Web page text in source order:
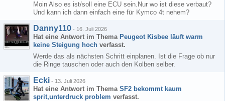
Moin Also es ist/soll eine ECU sein.Nur wo ist diese verbaut?
Und kann ich dann einfach eine für Kymco 4t nehem?
Danny110 - 16. Juli 2026
Hat eine Antwort im Thema Peugeot Kisbee läuft warm
keine Steigung hoch verfasst.
Werde das als nächsten Schritt einplanen. Ist die Frage ob nur
die Ringe tauschen oder auch den Kolben selber.
Ecki - 13. Juli 2026
Hat eine Antwort im Thema SF2 bekommt kaum
sprit,unterdruck problem verfasst.